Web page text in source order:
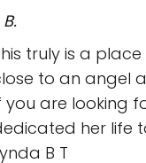
B.
truly is a
to an angel
you are looking
her life
B T